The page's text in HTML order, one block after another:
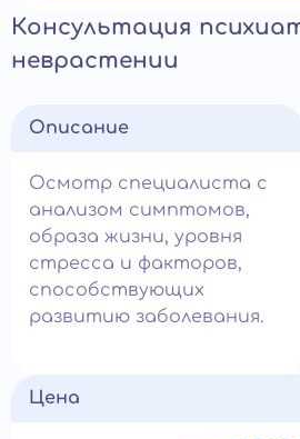
Консультация
неврастении
Описание
Осмотр специалиста с
анализом симптомов,
образа жизни, уровня
стресса и факторов,
способствующих
развитию заболевания.
Цена